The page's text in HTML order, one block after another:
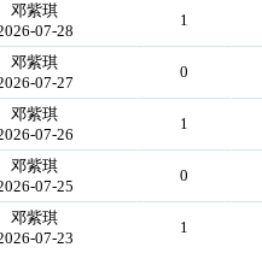
邓紫琪
07-28
1
邓紫琪
07-27
0
邓紫琪
07-26
1
邓紫琪
07-25
0
邓紫琪
07-23
1